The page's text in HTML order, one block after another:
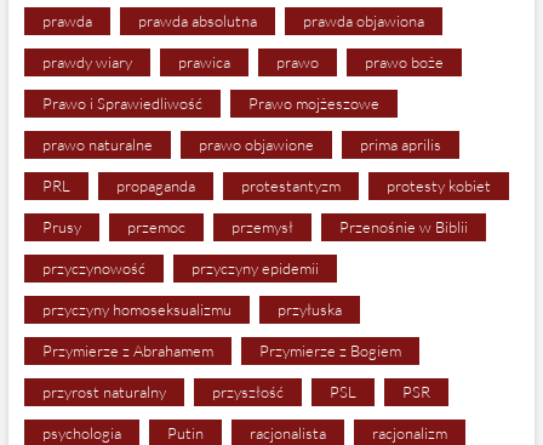
prawda prawda absolutna prawda objawiona
prawdy wiary prawica prawo prawo boże
Prawo i Sprawiedliwość Prawo mojżeszowe
prawo naturalne prawo objawione prima aprilis
PRL propaganda protestantyzm protesty kobiet
Prusy przemoc przemysł Przenośnie w Biblii
przyczynowość przyczyny epidemii
przyczyny homoseksualizmu przyłuska
Przymierze z Abrahamem Przymierze z Bogiem
przyrost naturalny przyszłość PSL PSR
psychologia Putin racjonalista racjonalizm